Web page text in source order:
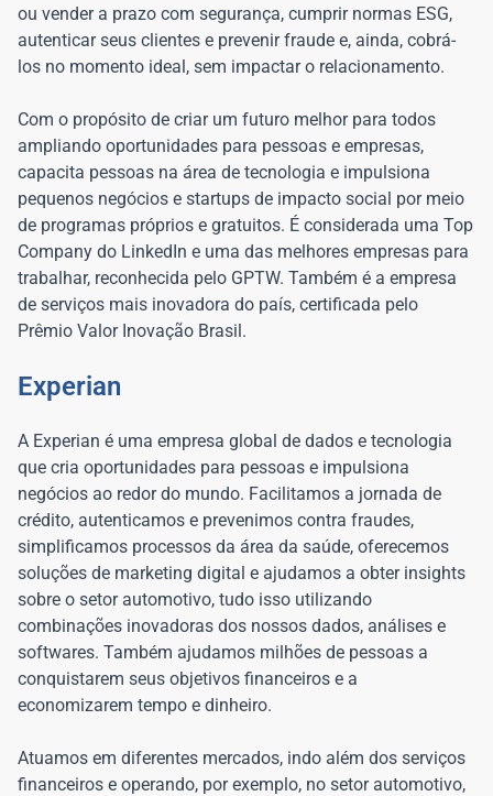
ou vender a prazo com segurança, cumprir normas ESG,
autenticar seus clientes e prevenir fraude e, ainda, cobrá-
los no momento ideal, sem impactar o relacionamento.
Com o propósito de criar um futuro melhor para todos
ampliando oportunidades para pessoas e empresas,
capacita pessoas na área de tecnologia e impulsiona
pequenos negócios e startups de impacto social por meio
de programas próprios e gratuitos. É considerada uma Top
Company do LinkedIn e uma das melhores empresas para
trabalhar, reconhecida pelo GPTW. Também é a empresa
de serviços mais inovadora do país, certificada pelo
Prêmio Valor Inovação Brasil.
Experian
A Experian é uma empresa global de dados e tecnologia
que cria oportunidades para pessoas e impulsiona
negócios ao redor do mundo. Facilitamos a jornada de
crédito, autenticamos e prevenimos contra fraudes,
simplificamos processos da área da saúde, oferecemos
soluções de marketing digital e ajudamos a obter insights
sobre o setor automotivo, tudo isso utilizando
combinações inovadoras dos nossos dados, análises e
softwares. Também ajudamos milhões de pessoas a
conquistarem seus objetivos financeiros e a
economizarem tempo e dinheiro.
Atuamos em diferentes mercados, indo além dos serviços
financeiros e operando, por exemplo, no setor automotivo,